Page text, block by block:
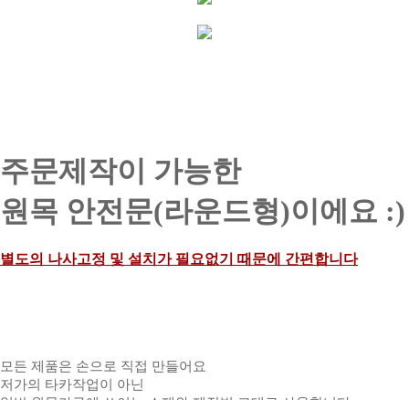
주문제작이 가능한
원목 안전문(라운드형)이에요 :)
별도의 나사고정 및 설치가 필요없기 때문에 간편합니다
모든 제품은 손으로 직접 만들어요
저가의 타카작업이 아닌